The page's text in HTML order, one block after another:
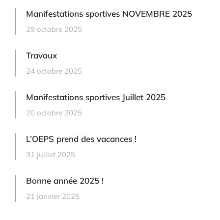
Manifestations sportives NOVEMBRE 2025
29 octobre 2025
Travaux
24 octobre 2025
Manifestations sportives Juillet 2025
20 octobre 2025
L’OEPS prend des vacances !
31 juillet 2025
Bonne année 2025 !
21 janvier 2025